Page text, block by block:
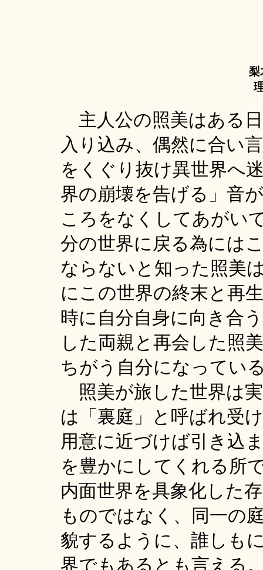
主人公の照美はある
入り込み、偶然に合い
をくぐり抜け異世界へ
界の崩壊を告げる」音
ころをなくしてあがい
分の世界に戻る為には
ならないと知った照美
にこの世界の終末と再
時に自分自身に向き合
した両親と再会した照
ちがう自分になってい
照美が旅した世界は
は「裏庭」と呼ばれ受
用意に近づけば引き込
を豊かにしてくれる所
内面世界を具象化した
ものではなく、同一の
貌するように、誰しも
界でもあるとも言える